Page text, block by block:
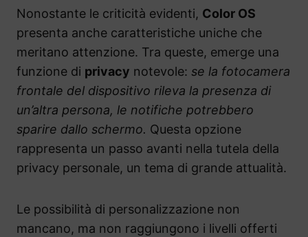
Nonostante le criticità evidenti, Color OS
presenta anche caratteristiche uniche che
meritano attenzione. Tra queste, emerge una
funzione di privacy notevole: se la fotocamera
frontale del dispositivo rileva la presenza di
un’altra persona, le notifiche potrebbero
sparire dallo schermo. Questa opzione
rappresenta un passo avanti nella tutela della
privacy personale, un tema di grande attualità.
Le possibilità di personalizzazione non
mancano, ma non raggiungono i livelli offerti